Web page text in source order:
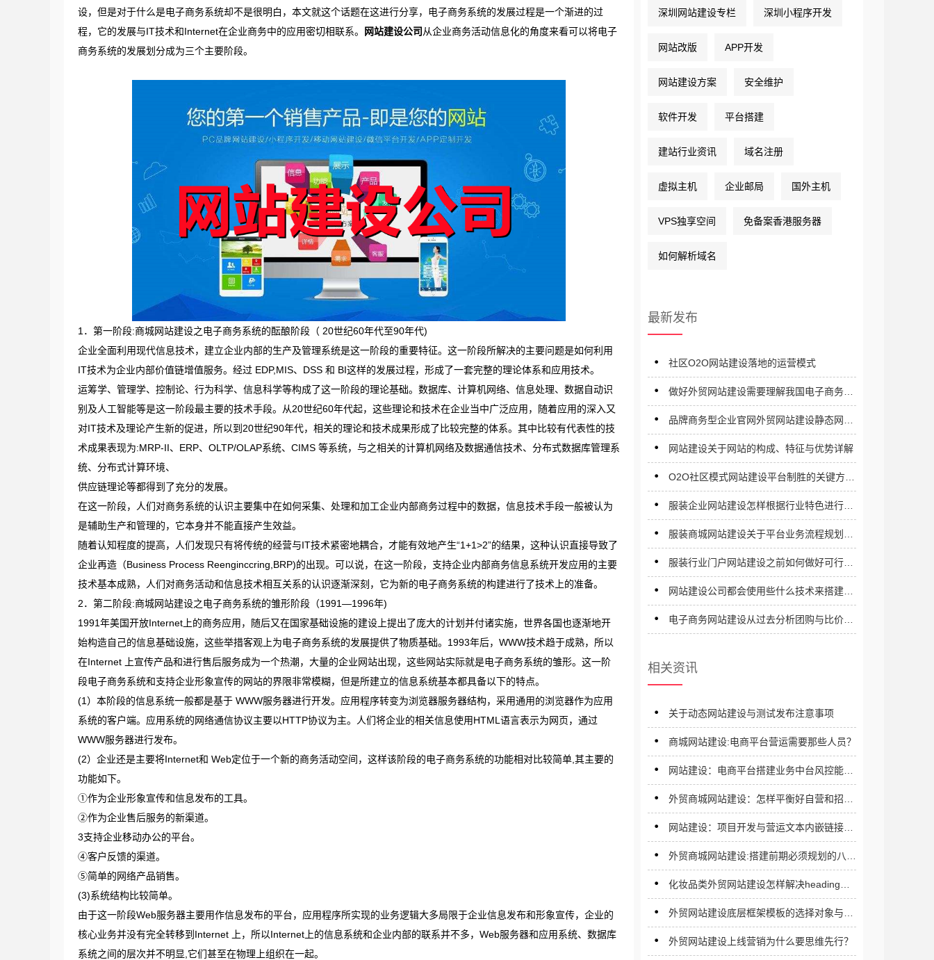
设，但是对于什么是电子商务系统却不是很明白，本文就这个话题在这进行分享，电子商务系统的发展过程是一个渐进的过
程，它的发展与IT技术和Internet在企业商务中的应用密切相联系。
网站建设公司 从企业商务活动信息化的角度来看可以将电子
商务系统的发展划分成为三个主要阶段。
1．第一阶段:商城网站建设之电子商务系统的酝酿阶段（ 20世纪60年代至90年代)
企业全面利用现代信息技术，建立企业内部的生产及管理系统是这一阶段的重要特征。这一阶段所解决的主要问题是如何利用
IT技术为企业内部价值链增值服务。经过 EDP,MIS、DSS 和 BI这样的发展过程，形成了一套完整的理论体系和应用技术。
运筹学、管理学、控制论、行为科学、信息科学等构成了这一阶段的理论基础。数据库、计算机网络、信息处理、数据自动识
别及人工智能等是这一阶段最主要的技术手段。从20世纪60年代起，这些理论和技术在企业当中广泛应用，随着应用的深入又
对IT技术及理论产生新的促进，所以到20世纪90年代，相关的理论和技术成果形成了比较完整的体系。其中比较有代表性的技
术成果表现为:MRP-II、ERP、OLTP/OLAP系统、CIMS 等系统，与之相关的计算机网络及数据通信技术、分布式数据库管理系
统、分布式计算环境、
供应链理论等都得到了充分的发展。
在这一阶段，人们对商务系统的认识主要集中在如何采集、处理和加工企业内部商务过程中的数据，信息技术手段一般被认为
是辅助生产和管理的，它本身并不能直接产生效益。
随着认知程度的提高，人们发现只有将传统的经营与IT技术紧密地耦合，才能有效地产生“1+1>2”的结果，这种认识直接导致了
企业再造（Business Process Reenginccring,BRP)的出现。可以说，在这一阶段，支持企业内部商务信息系统开发应用的主要
技术基本成熟，人们对商务活动和信息技术相互关系的认识逐渐深刻，它为新的电子商务系统的构建进行了技术上的准备。
2．第二阶段:商城网站建设之电子商务系统的雏形阶段（1991—1996年)
1991年美国开放Internet上的商务应用，随后又在国家基础设施的建设上提出了庞大的计划并付诸实施，世界各国也逐渐地开
始构造自己的信息基础设施，这些举措客观上为电子商务系统的发展提供了物质基础。1993年后，WWW技术趋于成熟，所以
在Internet 上宣传产品和进行售后服务成为一个热潮，大量的企业网站出现，这些网站实际就是电子商务系统的雏形。这一阶
段电子商务系统和支持企业形象宣传的网站的界限非常模糊，但是所建立的信息系统基本都具备以下的特点。
(1）本阶段的信息系统一般都是基于 WWW服务器进行开发。应用程序转变为浏览器服务器结构，采用通用的浏览器作为应用
系统的客户端。应用系统的网络通信协议主要以HTTP协议为主。人们将企业的相关信息使用HTML语言表示为网页，通过
WWW服务器进行发布。
(2）企业还是主要将Internet和 Web定位于一个新的商务活动空间，这样该阶段的电子商务系统的功能相对比较简单,其主要的
功能如下。
①作为企业形象宣传和信息发布的工具。
②作为企业售后服务的新渠道。
3支持企业移动办公的平台。
④客户反馈的渠道。
⑤简单的网络产品销售。
(3)系统结构比较简单。
由于这一阶段Web服务器主要用作信息发布的平台，应用程序所实现的业务逻辑大多局限于企业信息发布和形象宣传，企业的
核心业务并没有完全转移到Internet 上，所以Internet上的信息系统和企业内部的联系并不多，Web服务器和应用系统、数据库
系统之间的层次并不明显,它们甚至在物理上组织在一起。
深圳网站建设专栏 深圳小程序开发
网站改版 APP开发
网站建设方案 安全维护
软件开发 平台搭建
建站行业资讯 域名注册
虚拟主机 企业邮局 国外主机
VPS独享空间 免备案香港服务器
如何解析域名
最新发布
社区O2O网站建设落地的运营模式
做好外贸网站建设需要理解我国电子商务的
品牌商务型企业官网外贸网站建设静态网站
网站建设关于网站的构成、特征与优势详解
O2O社区模式网站建设平台制胜的关键方法
服装企业网站建设怎样根据行业特色进行型
服装商城网站建设关于平台业务流程规划要
服装行业门户网站建设之前如何做好可行性
网站建设公司都会使用些什么技术来搭建网
电子商务网站建设从过去分析团购与比价模
相关资讯
关于动态网站建设与测试发布注意事项
商城网站建设:电商平台营运需要那些人员？
网站建设：电商平台搭建业务中台风控能力
外贸商城网站建设：怎样平衡好自营和招商
网站建设：项目开发与营运文本内嵌链接有
外贸商城网站建设:搭建前期必须规划的八个
化妆品类外贸网站建设怎样解决heading标
外贸网站建设底层框架模板的选择对象与软
外贸网站建设上线营销为什么要思维先行？